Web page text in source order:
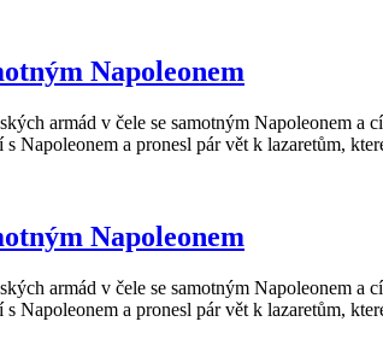
Napoleonem
armád v čele se samotným Napoleonem a
Napoleonem a pronesl pár vět k lazaretům,
Napoleonem
armád v čele se samotným Napoleonem a
Napoleonem a pronesl pár vět k lazaretům,